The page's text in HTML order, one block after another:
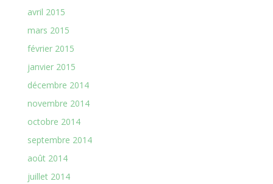
avril 2015
mars 2015
février 2015
janvier 2015
décembre 2014
novembre 2014
octobre 2014
septembre 2014
août 2014
juillet 2014